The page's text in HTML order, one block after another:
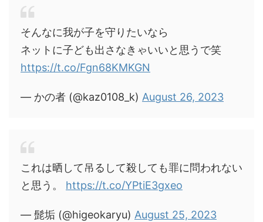
そんなに我が子を守りたいなら
ネットに子ども出さなきゃいいと思うで笑
https://t.co/Fgn68KMKGN
— かの者 (@kaz0108_k) August 26, 2023
これは晒して吊るして殺しても罪に問われない
と思う。 https://t.co/YPtiE3gxeo
— 髭垢 (@higeokaryu) August 25, 2023